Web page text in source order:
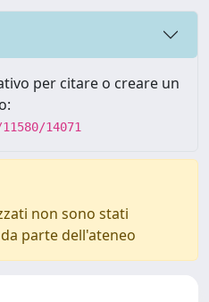
per citare o creare un
14071
non sono stati
parte dell'ateneo